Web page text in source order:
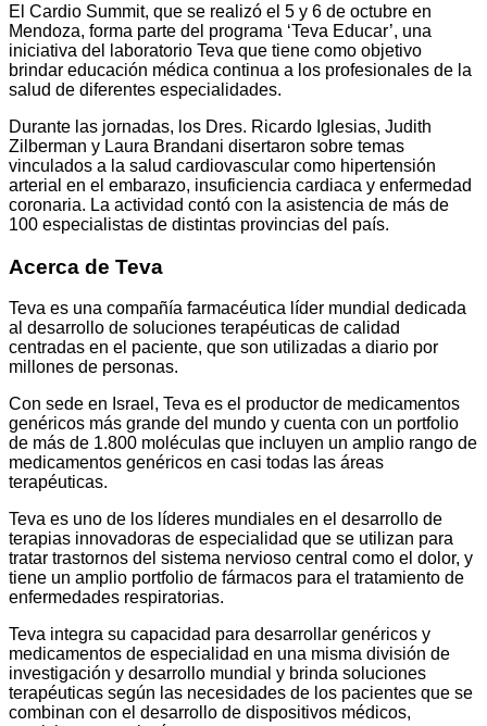
El Cardio Summit, que se realizó el 5 y 6 de octubre en
Mendoza, forma parte del programa ‘Teva Educar’, una
iniciativa del laboratorio Teva que tiene como objetivo
brindar educación médica continua a los profesionales de la
salud de diferentes especialidades.
Durante las jornadas, los Dres. Ricardo Iglesias, Judith
Zilberman y Laura Brandani disertaron sobre temas
vinculados a la salud cardiovascular como hipertensión
arterial en el embarazo, insuficiencia cardiaca y enfermedad
coronaria. La actividad contó con la asistencia de más de
100 especialistas de distintas provincias del país.
Acerca de Teva
Teva es una compañía farmacéutica líder mundial dedicada
al desarrollo de soluciones terapéuticas de calidad
centradas en el paciente, que son utilizadas a diario por
millones de personas.
Con sede en Israel, Teva es el productor de medicamentos
genéricos más grande del mundo y cuenta con un portfolio
de más de 1.800 moléculas que incluyen un amplio rango de
medicamentos genéricos en casi todas las áreas
terapéuticas.
Teva es uno de los líderes mundiales en el desarrollo de
terapias innovadoras de especialidad que se utilizan para
tratar trastornos del sistema nervioso central como el dolor, y
tiene un amplio portfolio de fármacos para el tratamiento de
enfermedades respiratorias.
Teva integra su capacidad para desarrollar genéricos y
medicamentos de especialidad en una misma división de
investigación y desarrollo mundial y brinda soluciones
terapéuticas según las necesidades de los pacientes que se
combinan con el desarrollo de dispositivos médicos,